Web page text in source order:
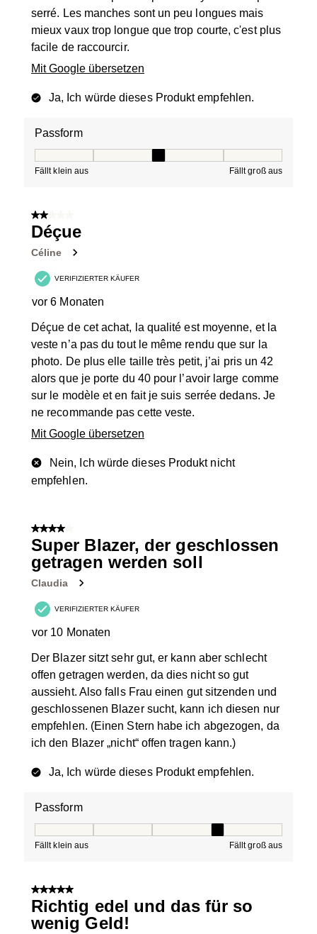
serré. Les manches sont un peu longues mais
mieux vaux trop longue que trop courte, c'est plus
facile de raccourcir.
Mit Google übersetzen
Ja, Ich würde dieses Produkt empfehlen.
Passform
Fällt klein aus Fällt groß aus
2 von 5 Sternen.
Déçue
Céline
VERIFIZIERTER KÄUFER
vor 6 Monaten
Déçue de cet achat, la qualité est moyenne, et la
veste n’a pas du tout le même rendu que sur la
photo. De plus elle taille très petit, j’ai pris un 42
alors que je porte du 40 pour l’avoir large comme
sur le modèle et en fait je suis serrée dedans. Je
ne recommande pas cette veste.
Mit Google übersetzen
Nein, Ich würde dieses Produkt nicht
empfehlen.
4 von 5 Sternen.
Super Blazer, der geschlossen
getragen werden soll
Claudia
VERIFIZIERTER KÄUFER
vor 10 Monaten
Der Blazer sitzt sehr gut, er kann aber schlecht
offen getragen werden, da dies nicht so gut
aussieht. Also falls Frau einen gut sitzenden und
geschlossenen Blazer sucht, kann ich diesen nur
empfehlen. (Einen Stern habe ich abgezogen, da
ich den Blazer „nicht“ offen tragen kann.)
Ja, Ich würde dieses Produkt empfehlen.
Passform
Fällt klein aus Fällt groß aus
5 von 5 Sternen.
Richtig edel und das für so
wenig Geld!